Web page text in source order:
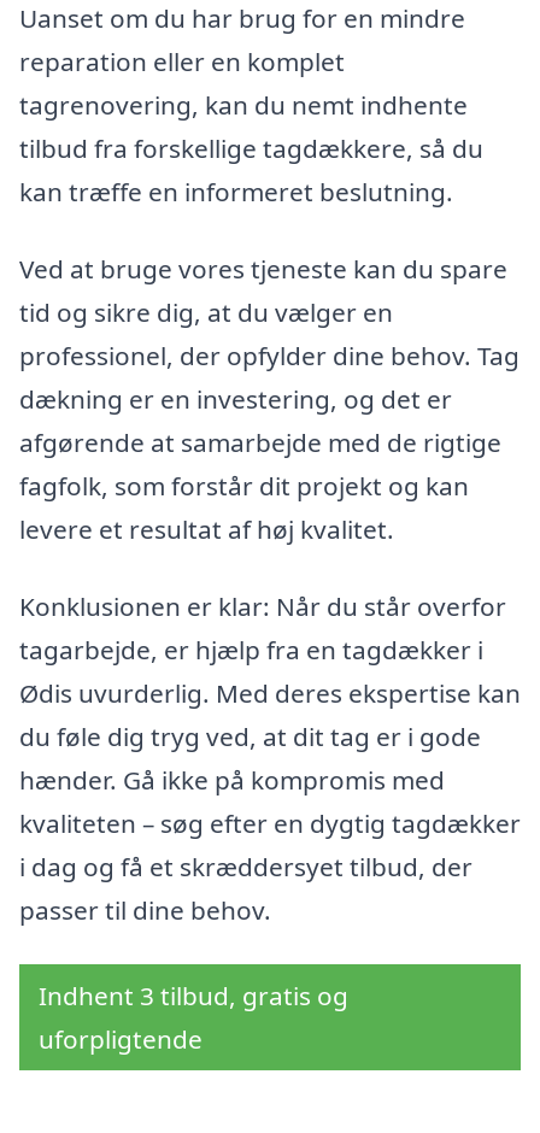
Uanset om du har brug for en mindre
reparation eller en komplet
tagrenovering, kan du nemt indhente
tilbud fra forskellige tagdækkere, så du
kan træffe en informeret beslutning.
Ved at bruge vores tjeneste kan du spare
tid og sikre dig, at du vælger en
professionel, der opfylder dine behov. Tag
dækning er en investering, og det er
afgørende at samarbejde med de rigtige
fagfolk, som forstår dit projekt og kan
levere et resultat af høj kvalitet.
Konklusionen er klar: Når du står overfor
tagarbejde, er hjælp fra en tagdækker i
Ødis uvurderlig. Med deres ekspertise kan
du føle dig tryg ved, at dit tag er i gode
hænder. Gå ikke på kompromis med
kvaliteten – søg efter en dygtig tagdækker
i dag og få et skræddersyet tilbud, der
passer til dine behov.
Indhent 3 tilbud, gratis og
uforpligtende